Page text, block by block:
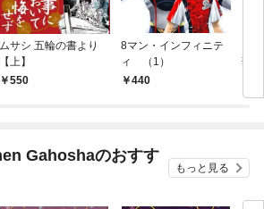
ムサシ 五輪の書より
【上】
550
8マン・インフィニテ
ィ （1）
440
華
Gahoshaのおすす
もっと見る